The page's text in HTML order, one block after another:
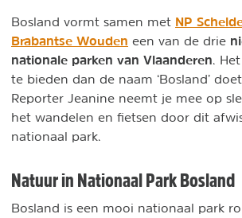
Bosland vormt samen met NP
Brabantse Wouden een van de drie
nationale parken van Vlaanderen .
te bieden dan de naam ‘Bosland’
Reporter Jeanine neemt je mee op
het wandelen en fietsen door dit
nationaal park.
Natuur in Nationaal Park Bosland
Bosland is een mooi nationaal park